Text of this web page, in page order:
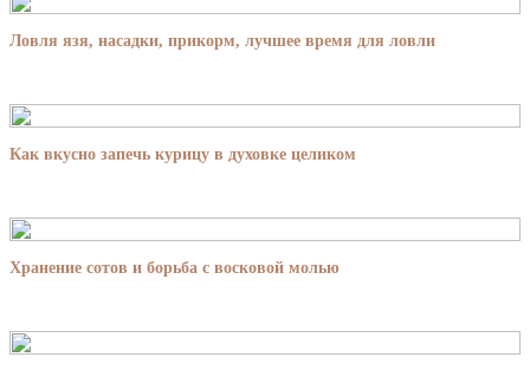
Ловля язя, насадки, прикорм, лучшее время для ловли
Как вкусно запечь курицу в духовке целиком
Хранение сотов и борьба с восковой молью